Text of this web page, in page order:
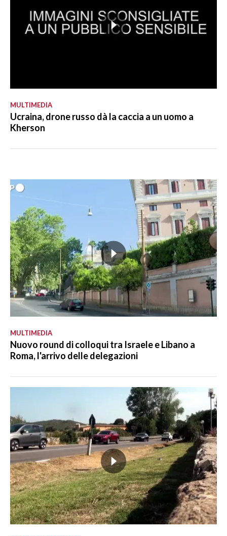
MULTIMEDIA
Ucraina, drone russo dà la caccia a un uomo a
Kherson
MULTIMEDIA
Nuovo round di colloqui tra Israele e Libano a
Roma, l'arrivo delle delegazioni